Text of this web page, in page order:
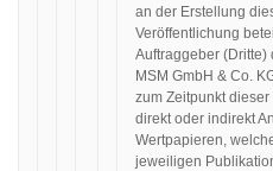
an der Erstellung
Veröffentlichung
Auftraggeber (Dritte)
MSM GmbH & Co.
zum Zeitpunkt
direkt oder indirekt
Wertpapieren,
jeweiligen